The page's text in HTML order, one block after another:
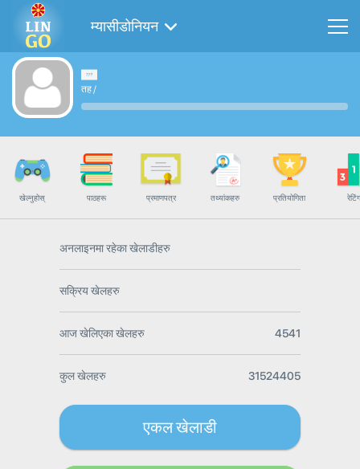
म्यासीडोनियन
तह/
खेल्नुहोस् पाठहरू प्रमाणपत्र तथ्यांकहरु प्रतियोगिता रेटिंग
अनलाइनमा रहेका खेलाडीहरु
सक्रिय खेलहरु
आज खेलिएका खेलहरु 4541
कुल खेलहरु 31524405
एकल खेलाडी